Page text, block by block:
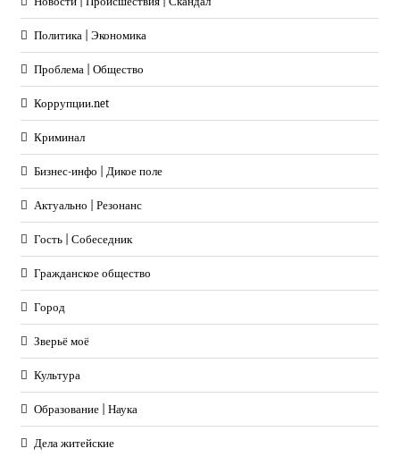
Политика | Экономика
Проблема | Общество
Коррупции.net
Криминал
Бизнес-инфо | Дикое поле
Актуально | Резонанс
Гость | Собеседник
Гражданское общество
Город
Зверьё моё
Культура
Образование | Наука
Дела житейские